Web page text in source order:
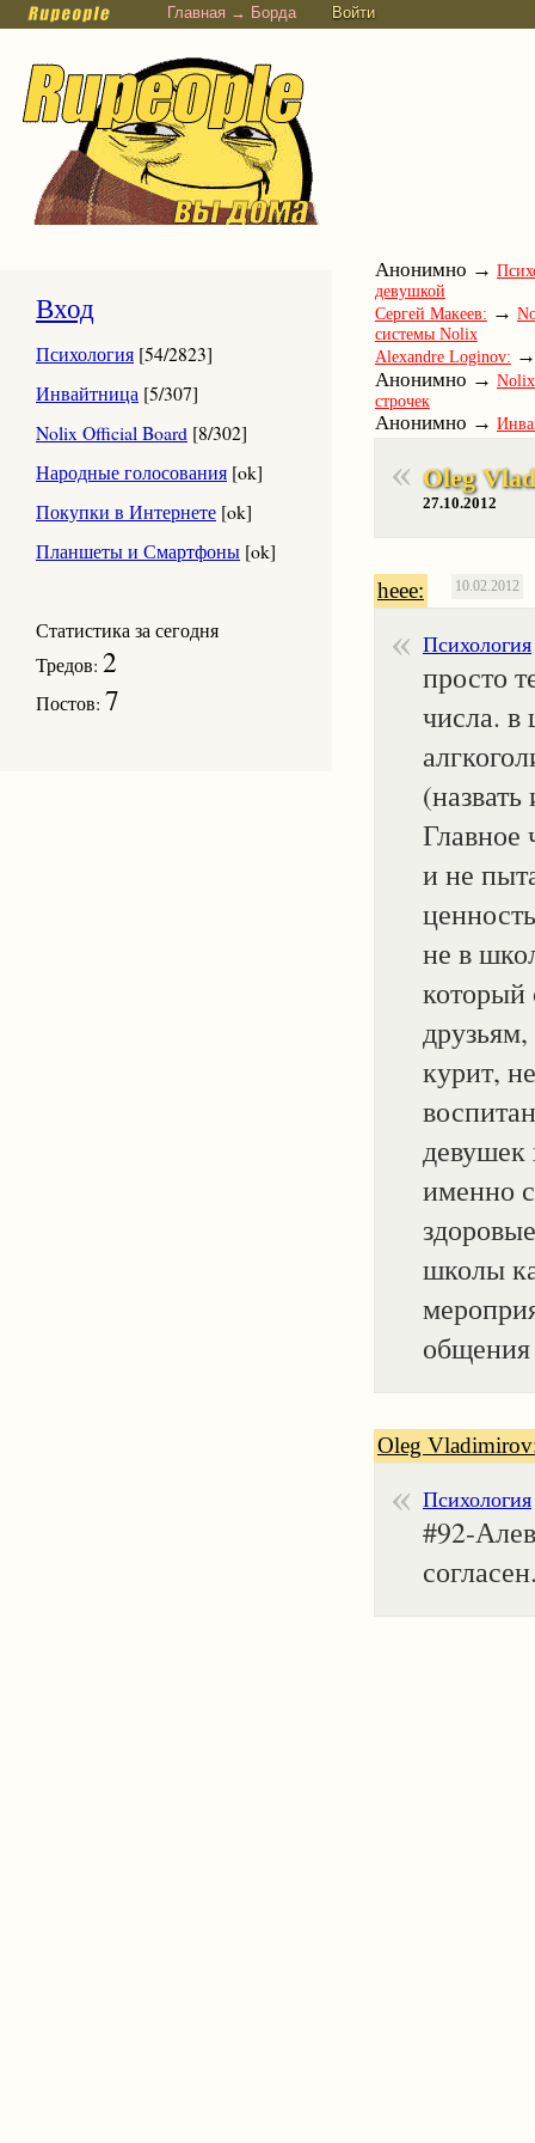
Главная → Борда Войти
Анонимно →
девушкой
Сергей Макеев: →
системы Nolix
Alexandre Loginov:
Анонимно →
строчек
Анонимно →
Вадим Петров: →
человеку вылазит или
Вход
Психология [54/2823]
Инвайтница [5/307]
Nolix Official Board [8/302]
Народные голосования [ok]
Покупки в Интернете [ok]
Планшеты и Смартфоны [ok]
Статистика за сегодня
Тредов: 2
Постов: 7
Oleg
27.10.2012
heee: 10.02.2012
Психология
просто
числа.
Главное
и не
не в
который
курит,
девушек
именно
школы
общения
Oleg
Психология
#92-